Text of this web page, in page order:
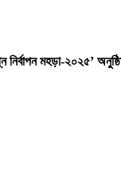
নির্বাপন মহড়া-২০২৫’